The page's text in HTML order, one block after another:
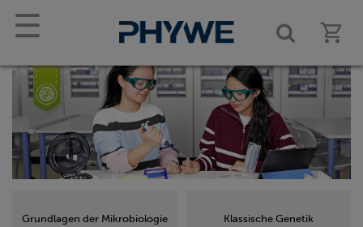
☰
Grundlagen der Mikrobiologie Klassische Genetik